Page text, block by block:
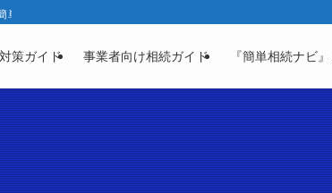
相続ナビ』製品ガイド | 相続と資産凍結の不安を「わかる」に変
策ガイド 事業者向け相続ガイド 『簡単相続ナビ